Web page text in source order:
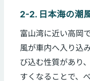
2-2. 日本海の潮
富山湾に近い高岡
風が車内へ入り込
び込む性質があり
すくなることで、